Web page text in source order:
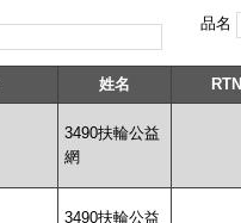
品名
姓名 RTN
3490扶輪公益
網
3490扶輪公益